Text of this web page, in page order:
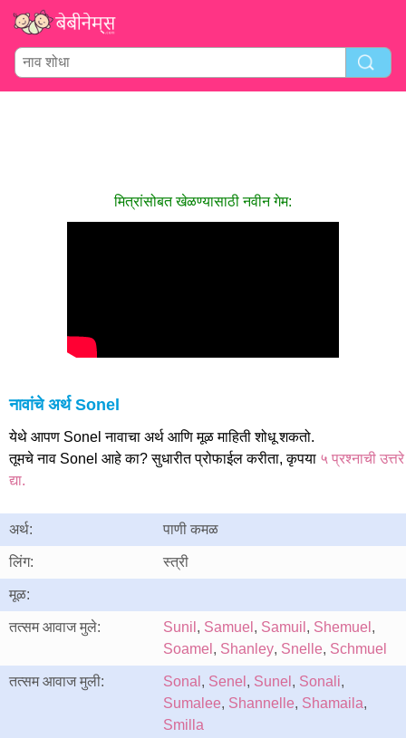
मित्रांसोबत खेळण्यासाठी नवीन गेम:
नावांचे अर्थ Sonel
येथे आपण Sonel नावाचा अर्थ आणि मूळ माहिती शोधू शकतो.
तूमचे नाव Sonel आहे का? सुधारीत प्रोफाईल करीता, कृपया ५ प्रश्नाची उत्तरे
द्या.
अर्थ: पाणी कमळ
लिंग: स्त्री
मूळ:
तत्सम आवाज मुले: Sunil , Samuel , Samuil , Shemuel ,
Soamel , Shanley, Snelle, Schmuel
तत्सम आवाज मुली: Sonal , Senel , Sunel , Sonali,
Sumalee, Shannelle, Shamaila,
Smilla